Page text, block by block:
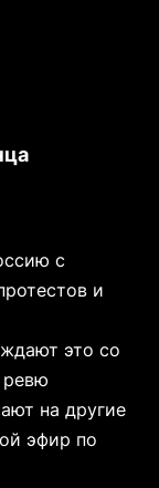
с
и
это со
ревю
на другие
эфир по